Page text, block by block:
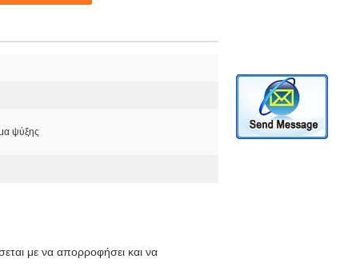
ψύξης
με να απορροφήσει και να